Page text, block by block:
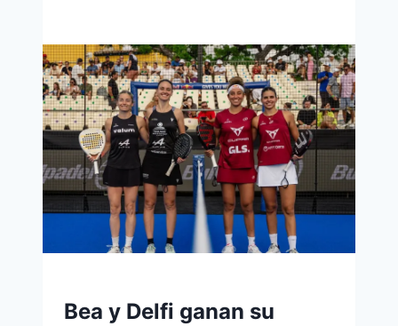
Bea y Delfi ganan su